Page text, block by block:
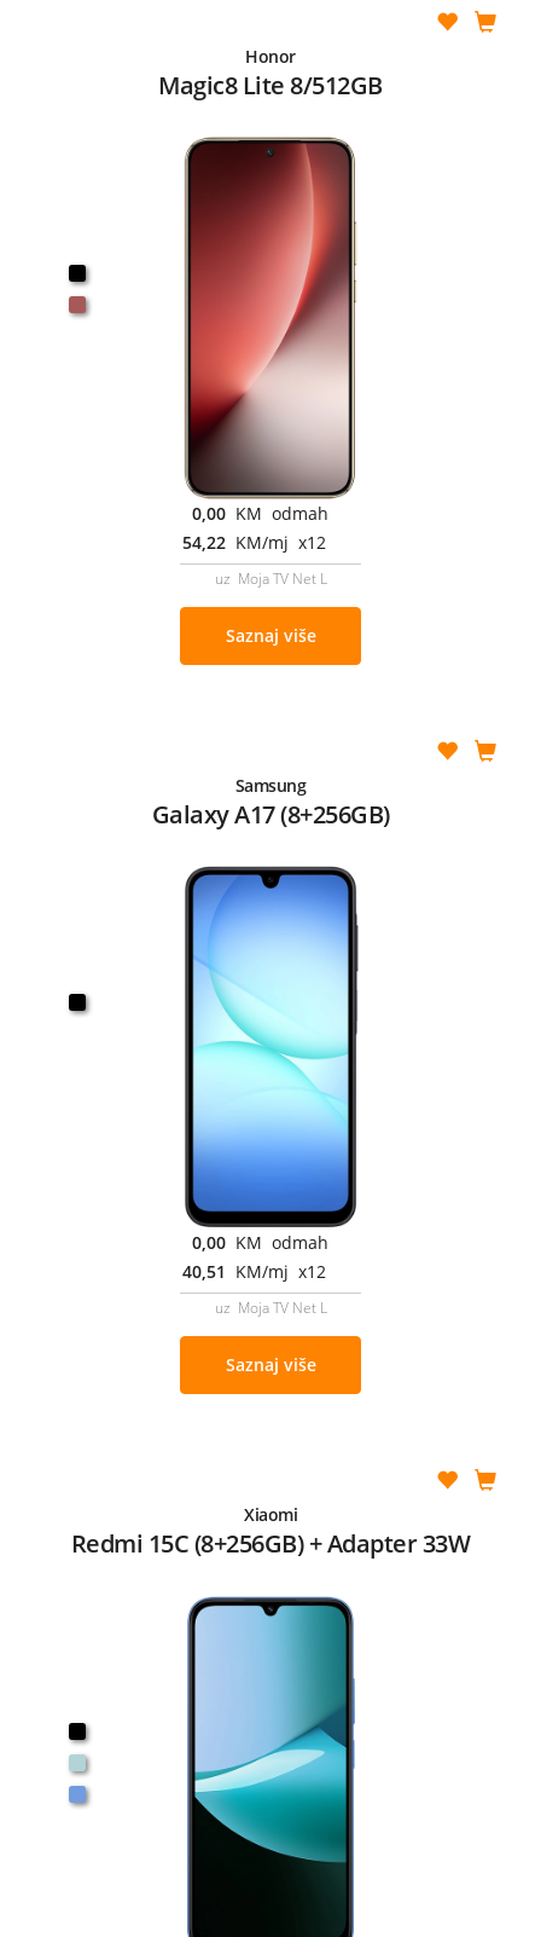
Honor
Magic8 Lite 8/512GB
0,00 KM odmah
54,22 KM/mj x12
uz Moja TV Net L
Saznaj više
Samsung
Galaxy A17 (8+256GB)
0,00 KM odmah
40,51 KM/mj x12
uz Moja TV Net L
Saznaj više
Xiaomi
Redmi 15C (8+256GB) + Adapter 33W